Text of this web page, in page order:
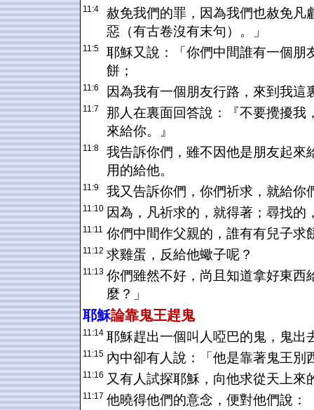
11:4
赦免我們的罪，因為我們也赦免凡
惡（有古卷沒有末句）。」
11:5
耶穌又說：「你們中間誰有一個朋
餅；
11:6 因為我有一個朋友行路，來到我這
11:7
那人在裏面回答說：『不要攪擾我
來給你。』
11:8
我告訴你們，雖不因他是朋友起來
用的給他。
11:9 我又告訴你們，你們祈求，就給你
11:10 因為，凡祈求的，就得著；尋找
11:11 你們中間作父親的，誰有有兒子求
11:12 求雞蛋，反給他蠍子呢？
11:13 你們雖然不好，尚且知道拿好東西
麼？」
耶穌論靠鬼王趕鬼
11:14 耶穌趕出一個叫人啞巴的鬼，鬼出
11:15 內中卻有人說：「他是靠著鬼王別
11:16 又有人試探耶穌，向他求從天上來
11:17 他曉得他們的意念，便對他們說：